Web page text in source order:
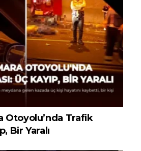
Otoyolu’nda Trafik
Bir Yaralı